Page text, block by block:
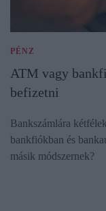
PÉNZ
ATM vagy
befizetni
Bankszámlára
bankfiókban és
másik módszernek?